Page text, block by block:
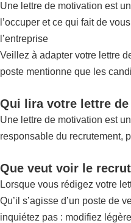
Une lettre de motivation est
l’occuper et ce qui fait de
l’entreprise
Veillez à adapter votre lettre
poste mentionne que les
Qui lira votre lettre
Une lettre de motivation est
responsable du recrutement,
Que veut voir le
Lorsque vous rédigez votre
Qu’il s’agisse d’un poste de
inquiétez pas : modifiez